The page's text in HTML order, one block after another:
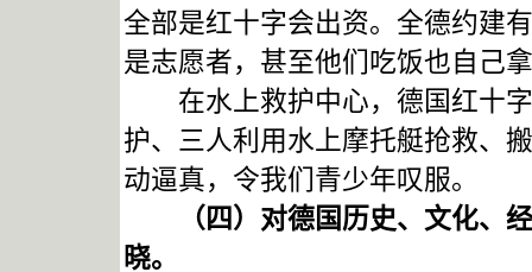
全部是红十字会出资。全德约建
是志愿者，甚至他们吃饭也自己
在水上救护中心，德国红十字
护、三人利用水上摩托艇抢救、
动逼真，令我们青少年叹服。
（四）对德国历史、文化、经
晓。